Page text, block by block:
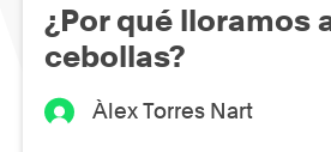
¿Por qué lloramos
cebollas?
Àlex Torres Nart